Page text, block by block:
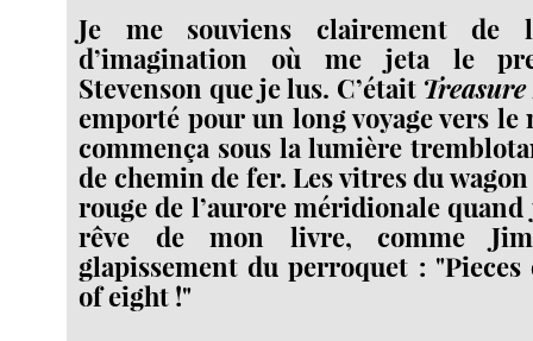
Je me souviens clairement de
d’imagination où me jeta le
Stevenson que je lus. C’était
emporté pour un long voyage vers
commença sous la lumière
de chemin de fer. Les vitres du
rouge de l’aurore méridionale quand
rêve de mon livre, comme
glapissement du perroquet :
of eight !"